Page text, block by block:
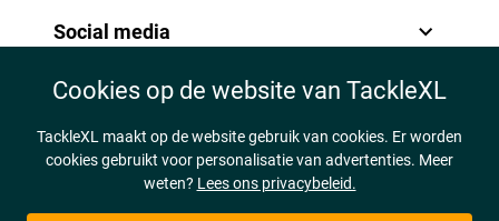
Social media
Cookies op de website van TackleXL
TackleXL maakt op de website gebruik van cookies. Er worden
cookies gebruikt voor personalisatie van advertenties. Meer
weten? Lees ons privacybeleid.